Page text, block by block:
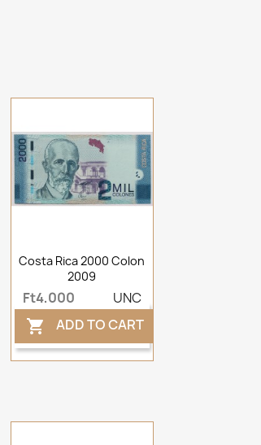
Costa Rica 2000 Colon
2009
Ft4,000 UNC
 ADD TO CART